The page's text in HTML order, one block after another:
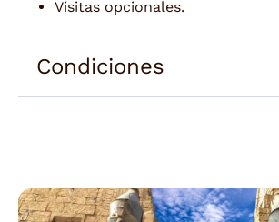
Visitas opcionales.
Condiciones